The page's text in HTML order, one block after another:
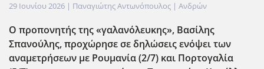
29 Ιουνίου 2026 | Παναγιώτης Αντωνόπουλος | Ανδρών
O προπονητής της «γαλανόλευκης», Βασίλης
Σπανούλης, προχώρησε σε δηλώσεις ενόψει των
αναμετρήσεων με Ρουμανία (2/7) και Πορτογαλία